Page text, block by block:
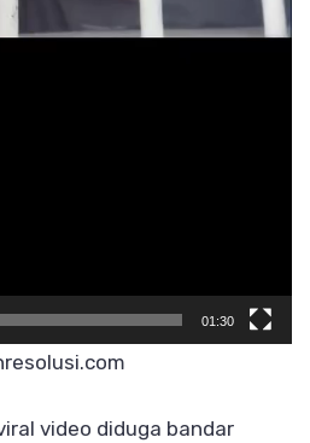
01:30
video diduga bandar